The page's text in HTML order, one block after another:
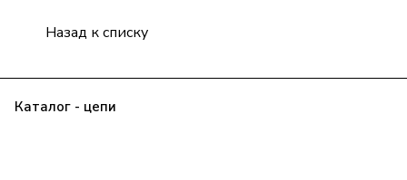
Назад к списку
Каталог - цепи